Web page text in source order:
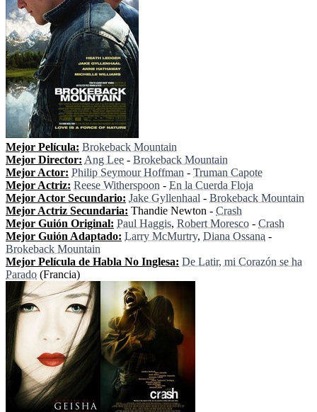
Mejor Película: Brokeback Mountain
Mejor Director: Ang Lee - Brokeback Mountain
Mejor Actor: Philip Seymour Hoffman - Truman Capote
Mejor Actriz: Reese Witherspoon - En la Cuerda Floja
Mejor Actor Secundario: Jake Gyllenhaal - Brokeback Mountain
Mejor Actriz Secundaria: Thandie Newton - Crash
Mejor Guión Original: Paul Haggis, Robert Moresco - Crash
Mejor Guión Adaptado: Larry McMurtry, Diana Ossana -
Brokeback Mountain
Mejor Película de Habla No Inglesa: De Latir, mi Corazón se ha
Parado (Francia)